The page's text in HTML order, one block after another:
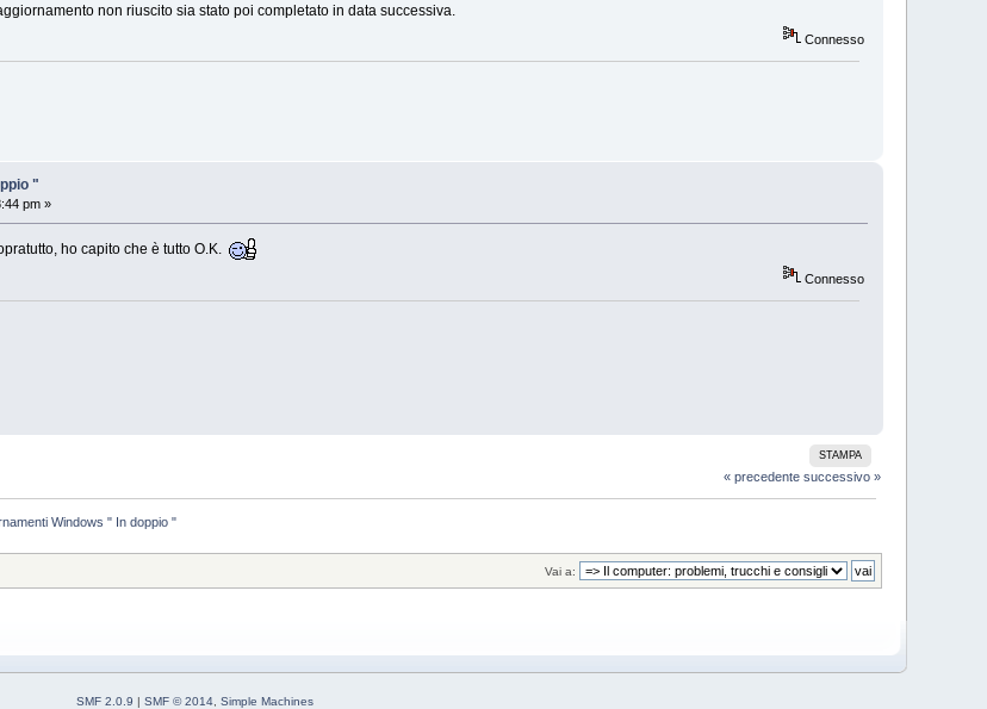
non riuscito sia stato poi completato in data successiva.
Connesso
"
pm »
ho capito che è tutto O.K.
Connesso
STAMPA
« precedente successivo »
Windows " In doppio "
Vai a:
SMF 2.0.9 | SMF © 2014 Simple Machines